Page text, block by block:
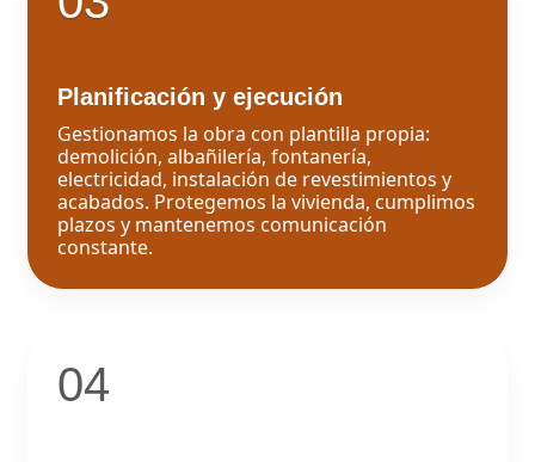
Planificación y ejecución
Gestionamos la obra con plantilla propia:
demolición, albañilería, fontanería,
electricidad, instalación de revestimientos y
acabados. Protegemos la vivienda, cumplimos
plazos y mantenemos comunicación
constante.
04